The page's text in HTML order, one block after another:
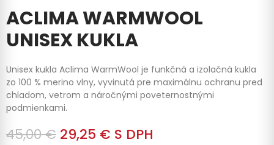
ACLIMA WARMWOOL
UNISEX KUKLA
Unisex kukla Aclima WarmWool je funkčná a izolačná kukla
zo 100 % merino vlny, vyvinutá pre maximálnu ochranu pred
chladom, vetrom a náročnými poveternostnými
podmienkami.
45,00 € 29,25 € S DPH